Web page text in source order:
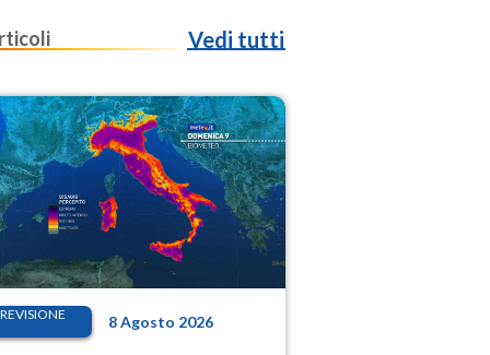
Vedi tutti
8 Agosto 2026